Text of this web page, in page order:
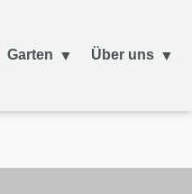
Garten Über uns